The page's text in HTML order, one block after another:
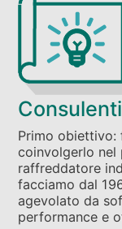
Primo obiettivo:
coinvolgerlo nel
raffreddatore
facciamo dal
agevolato da
performance e